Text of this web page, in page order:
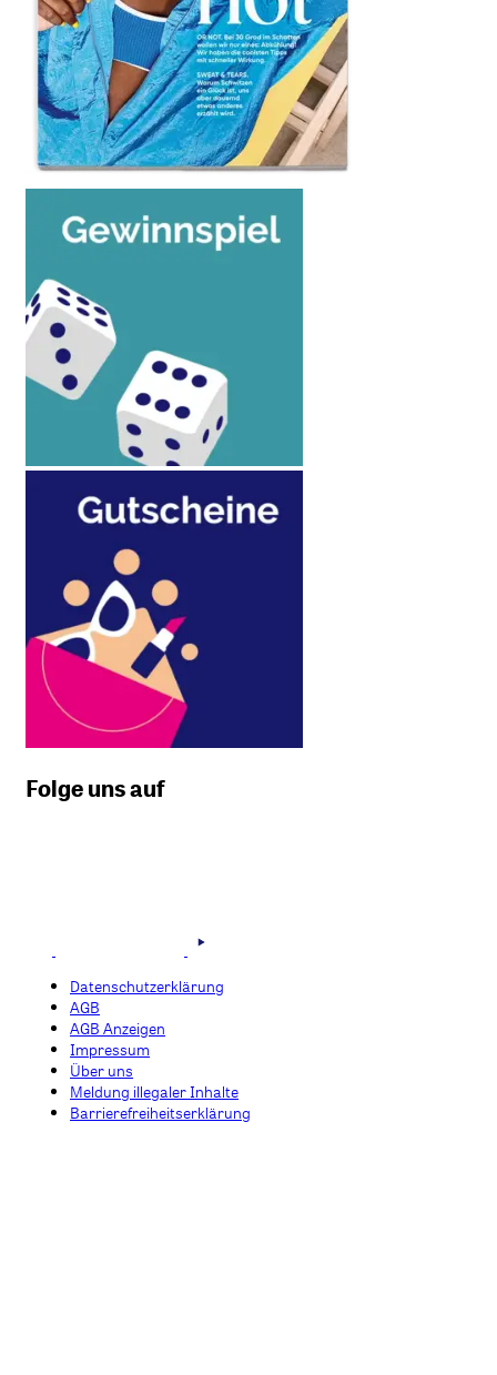
Folge uns auf
Datenschutzerklärung
AGB
AGB Anzeigen
Impressum
Über uns
Meldung illegaler Inhalte
Barrierefreiheitserklärung